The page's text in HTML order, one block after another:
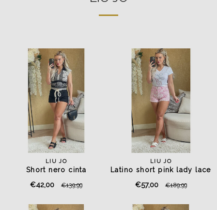
LIU JO
Short nero cinta
€42,00 €139,99
LIU JO
Latino short pink lady lace
€57,00 €189,99